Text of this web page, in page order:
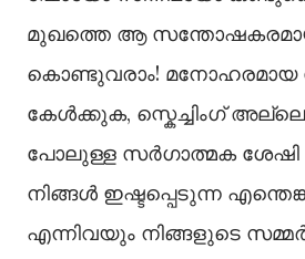
മുഖത്തെ ആ സന്തോഷകരമായ
കൊണ്ടുവരാം! മനോഹരമായ
കേൾക്കുക, സ്കെച്ചിംഗ്
പോലുള്ള സർഗാത്മക
നിങ്ങൾ ഇഷ്ടപ്പെടുന്ന
എന്നിവയും നിങ്ങളുടെ